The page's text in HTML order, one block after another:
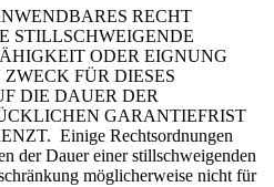
RECHT
STILLSCHWEIGENDE
ODER EIGNUNG
FÜR DIESES
DIE DAUER DER
GARANTIEFRIST
Einige Rechtsordnungen
der Dauer einer stillschweigenden
möglicherweise nicht für